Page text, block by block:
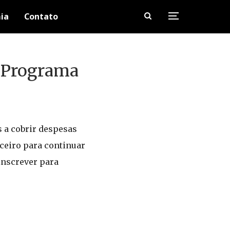
Contato
a cobrir despesas
para continuar
para